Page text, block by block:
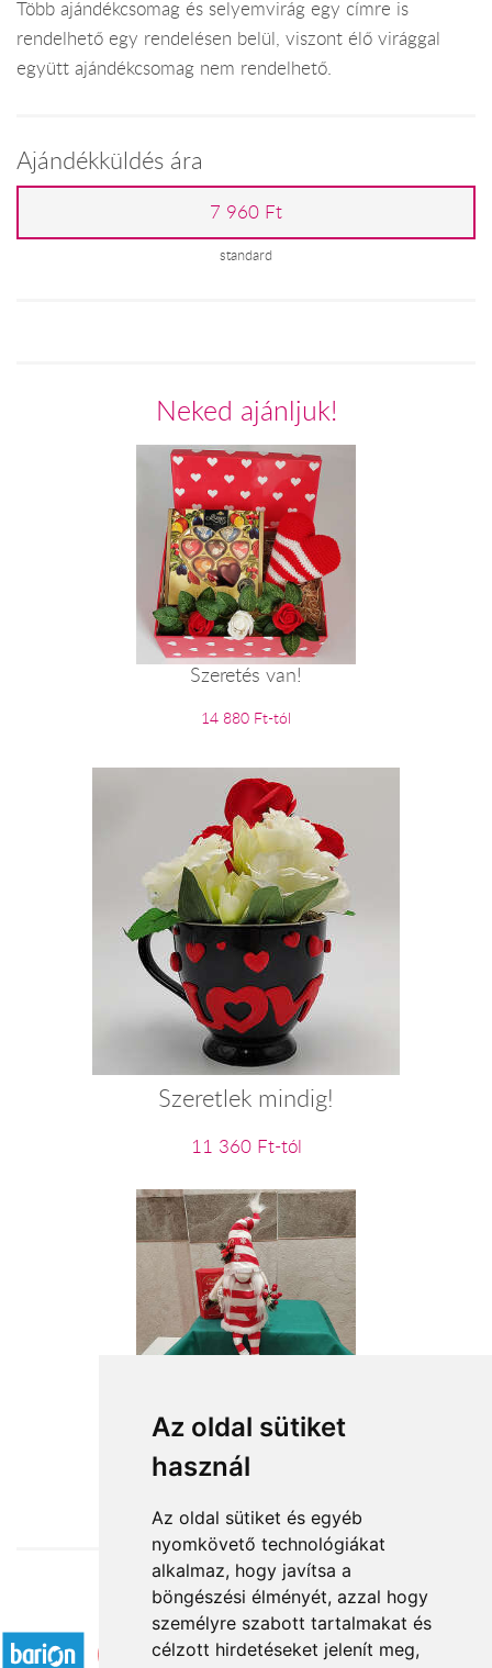
Az oldal sütiket
használ
Az oldal sütiket és egyéb
nyomkövető technológiákat
alkalmaz, hogy javítsa a
böngészési élményét, azzal hogy
személyre szabott tartalmakat és
célzott hirdetéseket jelenít meg,
Több ajándékcsomag és selyemvirág egy címre is
rendelhető egy rendelésen belül, viszont élő virággal
együtt ajándékcsomag nem rendelhető.
Ajándékküldés ára
7 960 Ft
standard
Neked ajánljuk!
Szeretés van!
14 880 Ft-tól
Szeretlek mindig!
11 360 Ft-tól
Lógó lábú karácsonyi manólány
16 164 Ft-tól
Elfogadott fizetési módok